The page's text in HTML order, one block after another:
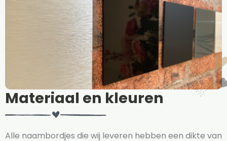
Materiaal en kleuren
Alle naambordjes die wij leveren hebben een dikte van